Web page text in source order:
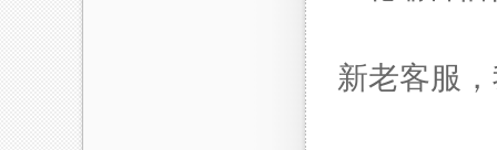
新老客服